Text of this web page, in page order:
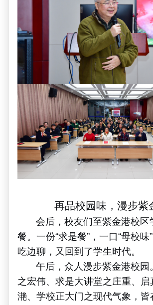
再品校园味，漫步紫
会后，校友们至紫金港校区
餐。一份“求是餐”，一口“母校味”
吃边聊，又回到了学生时代。
午后，众人漫步紫金港校园
之宏伟、求是大讲堂之庄重、启
滟、学校正大门之现代气象，皆